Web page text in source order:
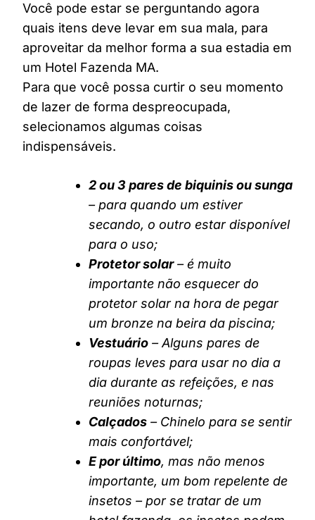
Você pode estar se perguntando agora
quais itens deve levar em sua mala, para
aproveitar da melhor forma a sua estadia em
um Hotel Fazenda MA.
Para que você possa curtir o seu momento
de lazer de forma despreocupada,
selecionamos algumas coisas
indispensáveis.
2 ou 3 pares de biquinis ou sunga
– para quando um estiver
secando, o outro estar disponível
para o uso;
Protetor solar– é muito
importante não esquecer do
protetor solar na hora de pegar
um bronze na beira da piscina;
Vestuário – Alguns pares de
roupas leves para usar no dia a
dia durante as refeições, e nas
reuniões noturnas;
Calçados – Chinelo para se sentir
mais confortável;
E por último, mas não menos
importante, um bom repelente de
insetos – por se tratar de um